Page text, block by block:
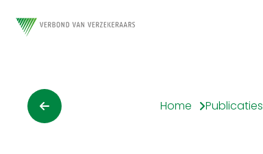
Home Publicaties